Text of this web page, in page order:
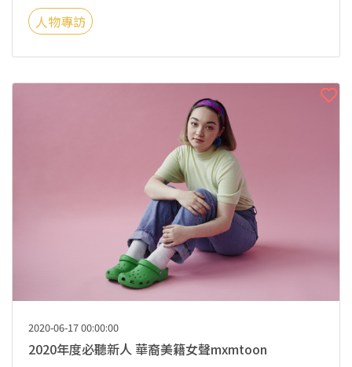
人物專訪
2020-06-17 00:00:00
2020年度必聽新人 華裔美籍女聲mxmtoon